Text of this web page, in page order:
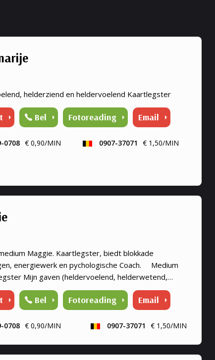
helderziend en heldervoelend Kaartlegster
Bel Fotoreading Email
0708 € 0,90/MIN 0907-37071 € 1,50/MIN
Maggie. Kaartlegster, biedt blokkade
energiewerk en pychologische Coach. Medium
Mijn gaven (heldervoelend, helderwetend,
energiewerk) zet ik graag in om aantwoorden te
je ...
Bel Fotoreading Email
0708 € 0,90/MIN 0907-37071 € 1,50/MIN